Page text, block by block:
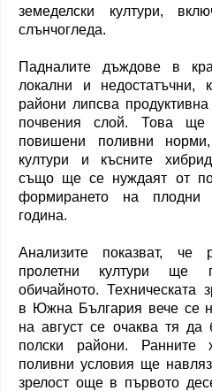
земеделски култури,
слънчогледа.
Падналите дъждове в
локални и недостатъчни,
райони липсва
почвения слой. Това ще
повишени поливни
култури и късните
също ще се нуждаят от
формирането на плодни
година.
Анализите показват, че
пролетни култури ще
обичайното. Техническата
в Южна България вече се
на август се очаква тя
полски райони. Ранните
поливни условия ще
зрелост още в първото